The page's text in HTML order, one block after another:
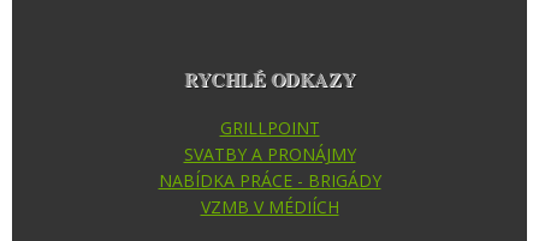
RYCHLÉ ODKAZY
GRILLPOINT
SVATBY A PRONÁJMY
NABÍDKA PRÁCE - BRIGÁDY
VZMB V MÉDIÍCH